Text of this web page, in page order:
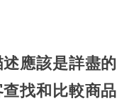
應該是詳盡的
找和比較商